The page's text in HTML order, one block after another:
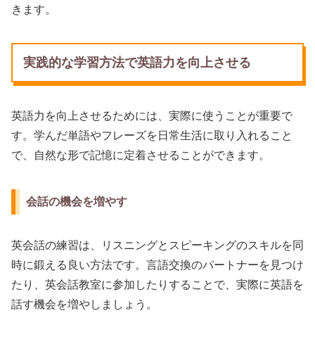
きます。
実践的な学習方法で英語力を向上させる
英語力を向上させるためには、実際に使うことが重要で
す。学んだ単語やフレーズを日常生活に取り入れること
で、自然な形で記憶に定着させることができます。
会話の機会を増やす
英会話の練習は、リスニングとスピーキングのスキルを同
時に鍛える良い方法です。言語交換のパートナーを見つけ
たり、英会話教室に参加したりすることで、実際に英語を
話す機会を増やしましょう。